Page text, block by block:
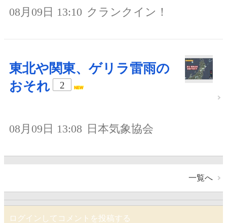
08月09日 13:10 クランクイン！
東北や関東、ゲリラ雷雨の
おそれ
2
08月09日 13:08 日本気象協会
一覧へ
ログインしてコメントを投稿する